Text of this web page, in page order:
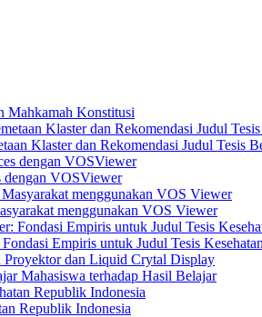
Mahkamah Konstitusi
Klaster dan Rekomendasi Judul Tesis
dengan VOSViewer
menggunakan VOS Viewer
Empiris untuk Judul Tesis
Proyektor dan Liquid Crytal Display
Mahasiswa terhadap Hasil Belajar
Republik Indonesia